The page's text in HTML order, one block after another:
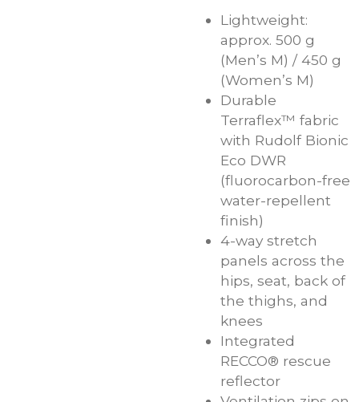
Lightweight:
approx. 500 g
(Men’s M) / 450 g
(Women’s M)
Durable
Terraflex™ fabric
with Rudolf Bionic
Eco DWR
(fluorocarbon-free
water-repellent
finish)
4-way stretch
panels across the
hips, seat, back of
the thighs, and
knees
Integrated
RECCO® rescue
reflector